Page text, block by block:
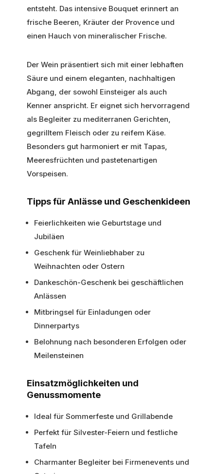
entsteht. Das intensive Bouquet erinnert an
frische Beeren, Kräuter der Provence und
einen Hauch von mineralischer Frische.
Der Wein präsentiert sich mit einer lebhaften
Säure und einem eleganten, nachhaltigen
Abgang, der sowohl Einsteiger als auch
Kenner anspricht. Er eignet sich hervorragend
als Begleiter zu mediterranen Gerichten,
gegrilltem Fleisch oder zu reifem Käse.
Besonders gut harmoniert er mit Tapas,
Meeresfrüchten und pastetenartigen
Vorspeisen.
Tipps für Anlässe und Geschenkideen
Feierlichkeiten wie Geburtstage und
Jubiläen
Geschenk für Weinliebhaber zu
Weihnachten oder Ostern
Dankeschön-Geschenk bei geschäftlichen
Anlässen
Mitbringsel für Einladungen oder
Dinnerpartys
Belohnung nach besonderen Erfolgen oder
Meilensteinen
Einsatzmöglichkeiten und
Genussmomente
Ideal für Sommerfeste und Grillabende
Perfekt für Silvester-Feiern und festliche
Tafeln
Charmanter Begleiter bei Firmenevents und